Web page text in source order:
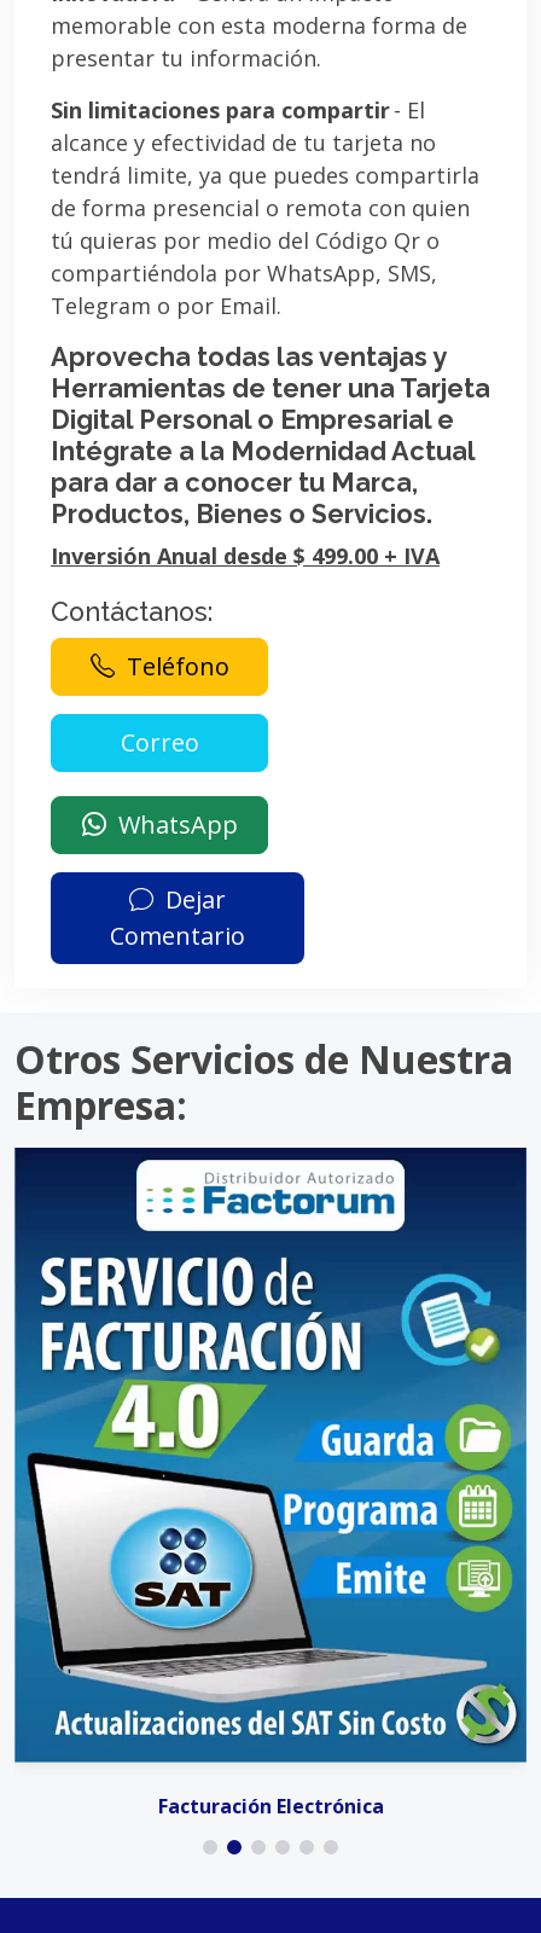
memorable con esta moderna forma de
presentar tu información.
Sin limitaciones para compartir- El
alcance y efectividad de tu tarjeta no
tendrá limite, ya que puedes compartirla
de forma presencial o remota con quien
tú quieras por medio del Código Qr o
compartiéndola por WhatsApp, SMS,
Telegram o por Email.
Aprovecha todas las ventajas y
Herramientas de tener una Tarjeta
Digital Personal o Empresarial e
Intégrate a la Modernidad Actual
para dar a conocer tu Marca,
Productos, Bienes o Servicios.
Inversión Anual desde $ 499.00 + IVA
Contáctanos:
Teléfono
WhatsApp
Dejar
Comentario
Otros Servicios de Nuestra
Empresa:
Facturación Electrónica